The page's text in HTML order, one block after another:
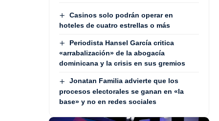
Casinos solo podrán operar en
hoteles de cuatro estrellas o más
Periodista Hansel García critica
«arrabalización» de la abogacía
dominicana y la crisis en sus gremios
Jonatan Familia advierte que los
procesos electorales se ganan en «la
base» y no en redes sociales